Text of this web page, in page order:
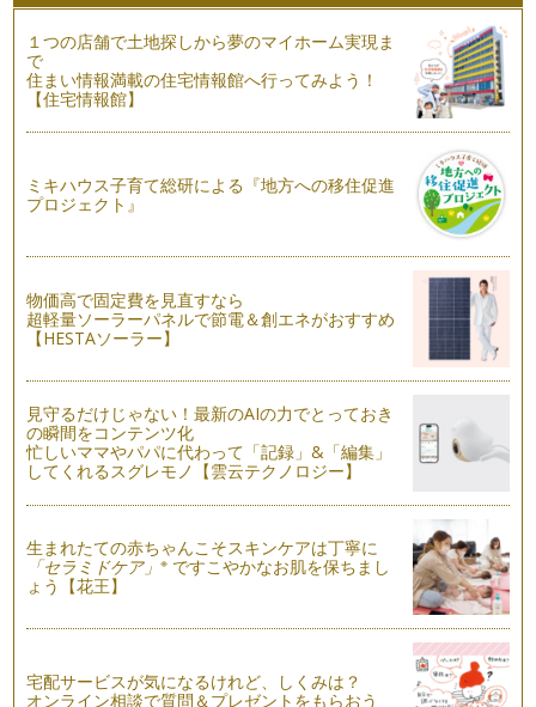
ブルーライトの身体への影響
近頃、良く耳にするブルーライト。ブルーライトは最近になっ
て出来たものではなく、以前から私た…
短冊に願いを込めて-七夕の色彩-
7月7日は牽牛と織姫が年に一度だけ天の川で会える日。そん
水無月の歳時記
いよいよ6月も半ば、入梅に入りましたね！ 6月の事を「水
無月」と言いますが、梅雨に入る6月…
家庭の節電対策 照明術
電気料金の値上がりや、夏場の電力不足などのニュースが気に
紫外線対策とサングラスレンズカラーの選び方
5月の爽やかな天候が続いています。お庭でガーデニングやオ
ープンエアのカフェでのお茶などピッ…
そろそろ、4月からの新しい環境に慣れようとする疲れやスト
レスが出始める頃ですね。ゴールデン…
こどもの日の色彩とその由来
五月五日は端午の節句。子どもの日ですね。五月人形や鯉のぼ
りを飾られるお家も多いのではないで…
自分に似合うファッションデザインの見つけ方-デコルテ編-
4月に入って、コートを脱いで軽やかなファッションを纏う季
１つの店舗で土地探しから夢のマイホーム実現ま
で
住まい情報満載の住宅情報館へ行ってみよう！
【住宅情報館】
ミキハウス子育て総研による『地方への移住促進
プロジェクト』
物価高で固定費を見直すなら
超軽量ソーラーパネルで節電＆創エネがおすすめ
【HESTAソーラー】
見守るだけじゃない！最新のAIの力でとっておき
の瞬間をコンテンツ化
忙しいママやパパに代わって「記録」&「編集」
してくれるスグレモノ【雲云テクノロジー】
生まれたての赤ちゃんこそスキンケアは丁寧に
「セラミドケア」※ ですこやかなお肌を保ちまし
ょう【花王】
宅配サービスが気になるけれど、しくみは？
オンライン相談で質問＆プレゼントをもらおう